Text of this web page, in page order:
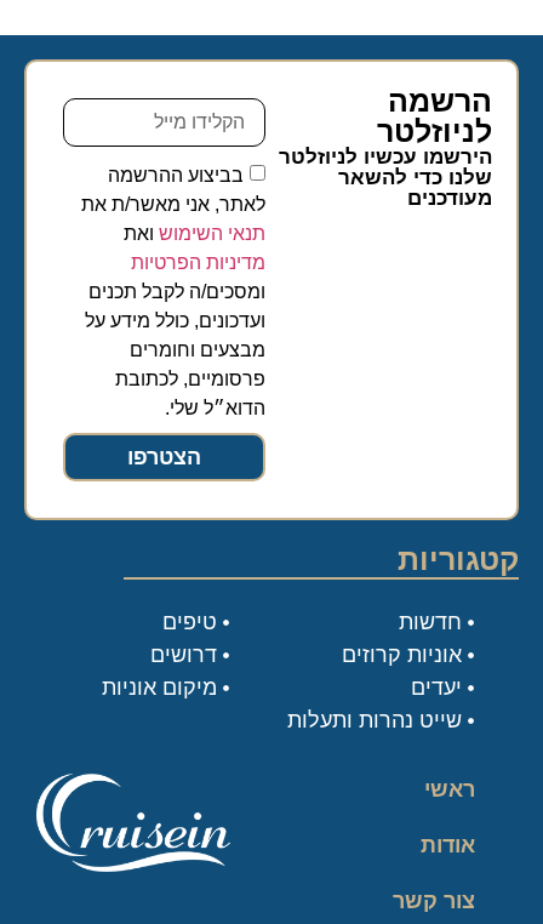
הרשמה
לניוזלטר​
הירשמו עכשיו לניוזלטר
שלנו כדי להשאר
מעודכנים
בביצוע ההרשמה
לאתר, אני מאשר/ת את
תנאי השימושואת
מדיניות הפרטיות
ומסכים/ה לקבל תכנים
ועדכונים, כולל מידע על
מבצעים וחומרים
פרסומיים, לכתובת
הדוא״ל שלי.
הצטרפו
ראשי
אודות
צור קשר
קטגוריות
טיפים
דרושים
מיקום אוניות
חדשות
אוניות קרוזים
יעדים
שייט נהרות ותעלות